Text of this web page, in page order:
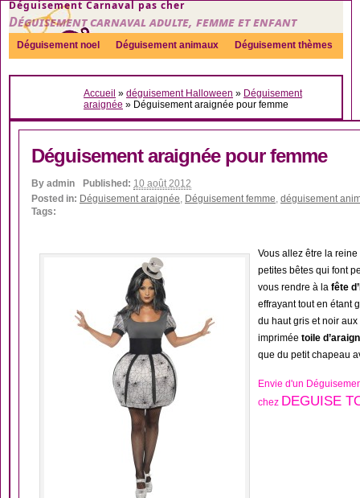
Déguisement Carnaval pas cher
Déguisement carnaval adulte, femme et enfant
Déguisement noel Déguisement animaux Déguisement thèmes
Sexy Déguisement couple Déguisements par genre Idées
Accueil » déguisement Halloween » Déguisement
araignée » Déguisement araignée pour femme
Déguisement araignée pour femme
By admin Published: 10 août 2012
Posted in: Déguisement araignée, Déguisement femme, déguisement
Tags:
Vous allez être la
petites bêtes qui font
vous rendre à la fête
effrayant tout en étant
du haut gris et noir
imprimée toile
que du petit chapeau
Envie d'un
chez DEGUISE